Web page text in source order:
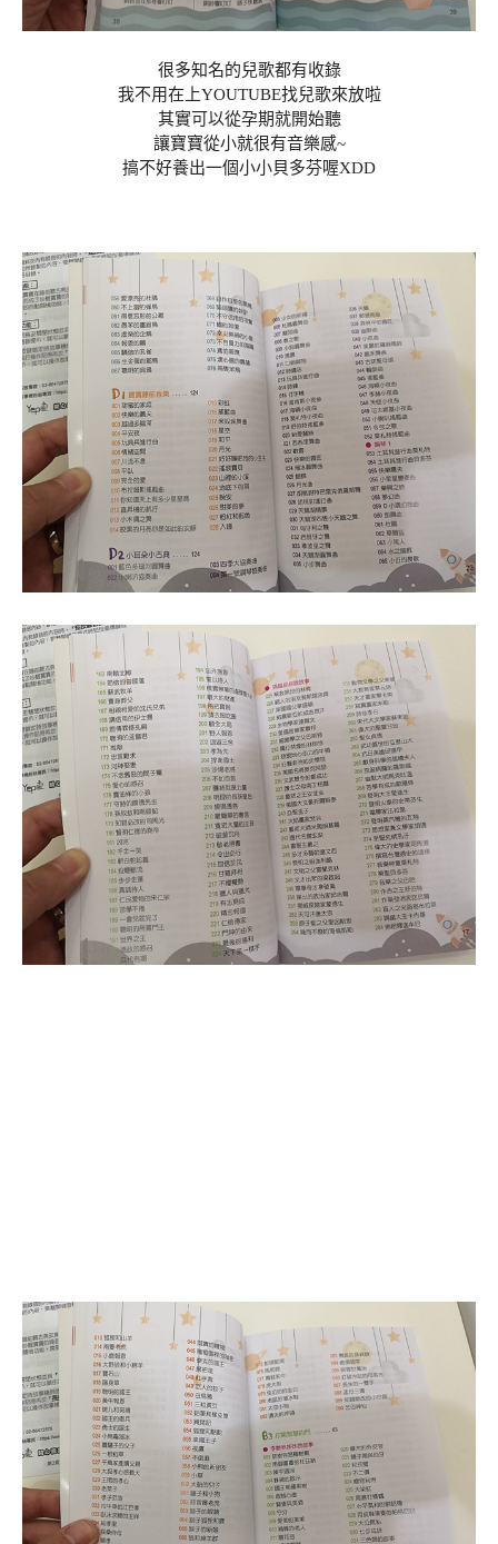
很多知名的兒歌都有收錄
我不用在上YOUTUBE找兒歌來放啦
其實可以從孕期就開始聽
讓寶寶從小就很有音樂感~
搞不好養出一個小小貝多芬喔XDD